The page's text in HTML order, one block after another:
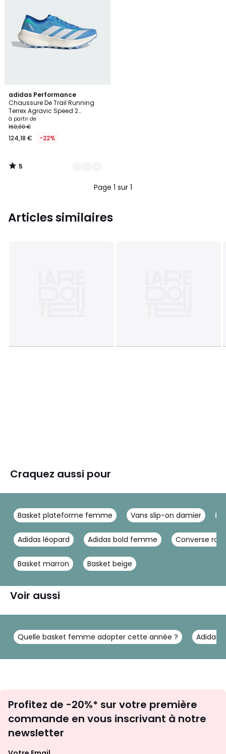
adidas Performance
Chaussure De Trail Running
Terrex Agravic Speed 2
Chaussure De Trail Running
Terrex Agravic Speed 2
à partir de
160,00 €
124,18 € -22%
5
/
5
2
Couleurs
5
/
Page 1 sur 1
Articles similaires
Craquez aussi pour
Basket plateforme femme Vans slip-on damier
Adidas léopard Adidas bold femme Converse rose
Basket marron Basket beige
Voir aussi
Quelle basket femme adopter cette année ? Adidas
newsletter
Profitez de -20%* sur votre première
commande en vous inscrivant à notre
newsletter